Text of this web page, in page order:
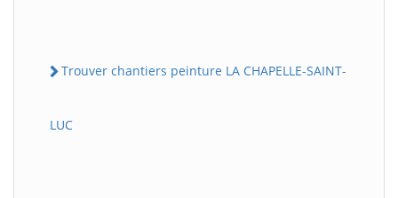
Trouver chantiers peinture LA CHAPELLE-SAINT-
LUC